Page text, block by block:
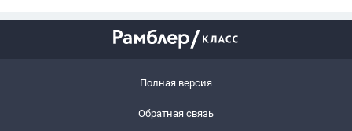
Полная версия
Обратная связь